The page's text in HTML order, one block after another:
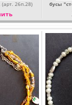
(арт. 26п.28) бусы